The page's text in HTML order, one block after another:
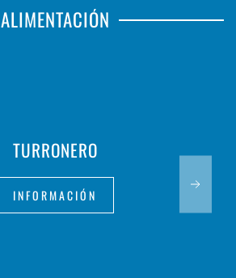
ALIMENTACIÓN
TURRONERO
INFORMACIÓN